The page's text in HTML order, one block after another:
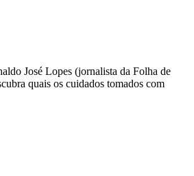
José Lopes (jornalista da Folha de
quais os cuidados tomados com